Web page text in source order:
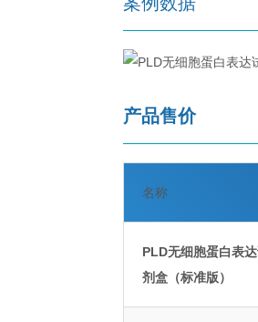
产品售价
名称
PLD无细胞蛋白表
剂盒（标准版）